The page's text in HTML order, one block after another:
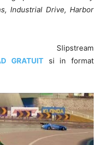
Industrial Drive, Harbor
GRATUITsi in format